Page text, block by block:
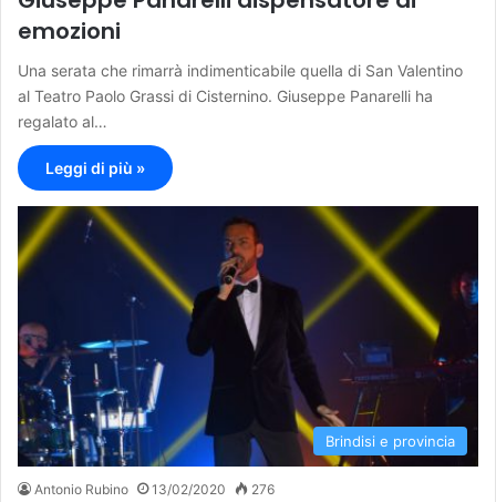
emozioni
Una serata che rimarrà indimenticabile quella di San Valentino
al Teatro Paolo Grassi di Cisternino. Giuseppe Panarelli ha
regalato al…
Leggi di più »
Brindisi e provincia
Antonio Rubino 13/02/2020 276